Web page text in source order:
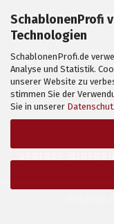
SchablonenProfi
Technologien
SchablonenProfi.de
Analyse und Statistik.
unserer Website zu
stimmen Sie der
Sie in unserer
✪Hersteller-hier
Mit ✪ gekennzeichnete
Anwendungsbeispiele
© SchablonenProfi.de